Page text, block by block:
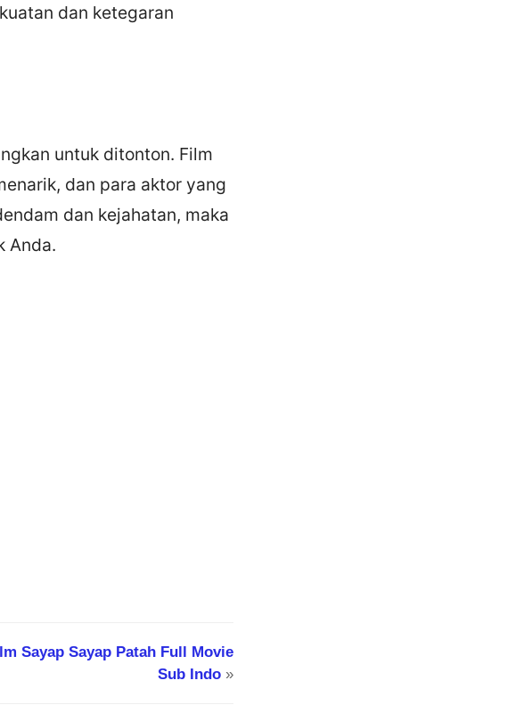
dan ketegaran
untuk ditonton. Film
dan para aktor yang
dan kejahatan, maka
Anda.
Sayap Sayap Patah Full Movie
Sub Indo »